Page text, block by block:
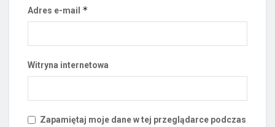
Adres e-mail *
Witryna internetowa
Zapamiętaj moje dane w tej przeglądarce podczas